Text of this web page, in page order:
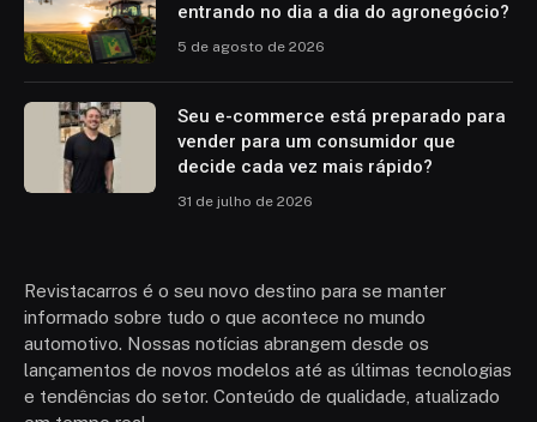
entrando no dia a dia do agronegócio?
5 de agosto de 2026
Seu e-commerce está preparado para
vender para um consumidor que
decide cada vez mais rápido?
31 de julho de 2026
Revistacarros é o seu novo destino para se manter
informado sobre tudo o que acontece no mundo
automotivo. Nossas notícias abrangem desde os
lançamentos de novos modelos até as últimas tecnologias
e tendências do setor. Conteúdo de qualidade, atualizado